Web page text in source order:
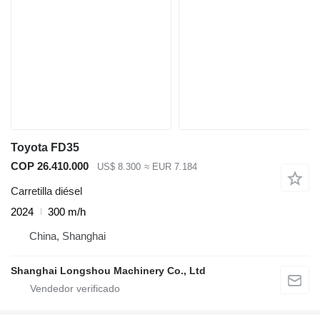
Toyota FD35
COP 26.410.000
US$ 8.300 ≈ EUR 7.184
Carretilla diésel
2024
300 m/h
China, Shanghai
Shanghai Longshou Machinery Co., Ltd